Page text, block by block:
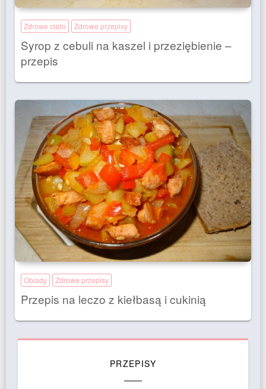
Zdrowe ciało Zdrowe przepisy
Syrop z cebuli na kaszel i przeziębienie –
przepis
Obiady Zdrowe przepisy
Przepis na leczo z kiełbasą i cukinią
PRZEPISY